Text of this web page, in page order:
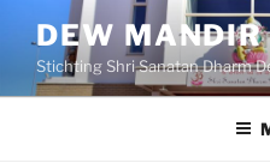
naar
inhoud
DEW MANDIR
Stichting Shri Sanatan Dharm